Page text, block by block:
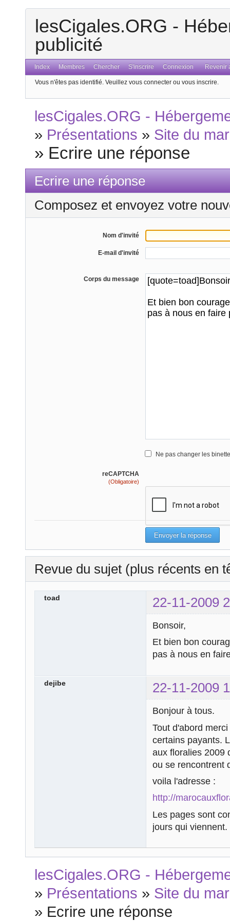
lesCigales.ORG -
publicité
Index Membres Chercher S'inscrire Connexion Revenir
Vous n'êtes pas identifié. Veuillez vous connecter ou vous inscrire.
lesCigales.ORG -
» Présentations » Site du
» Ecrire une réponse
Ecrire une réponse
Composez et envoyez votre
Nom d'invité
E-mail d'invité
Corps du message
Ne pas changer les
reCAPTCHA
(Obligatoire)
Revue du sujet (plus récents en
toad 22-11-2009
Bonsoir,
Et bien bon
pas à nous en
dejibe 22-11-2009
Bonjour à tous.
Tout d'abord
certains payants.
aux floralies 2009
ou se rencontrent
voila l'adresse :
http://
Les pages sont
jours qui viennent.
lesCigales.ORG -
» Présentations » Site du
» Ecrire une réponse